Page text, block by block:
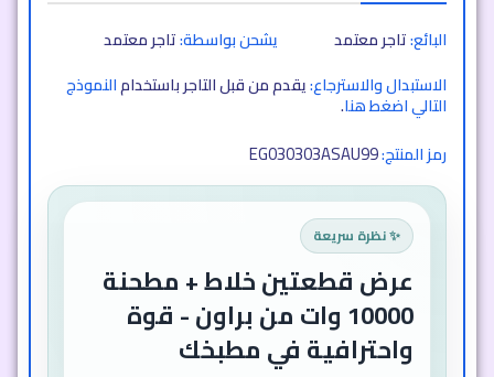
البائع:تاجر معتمد يشحن بواسطة:تاجر معتمد
الاستبدال والاسترجاع:يقدم من قبل التاجر باستخدامالنموذج
التالي اضغط هنا.
رمز المنتج:EG030303ASAU99
✨ نظرة سريعة
عرض قطعتين خلاط + مطحنة
10000 وات من براون - قوة
واحترافية في مطبخك